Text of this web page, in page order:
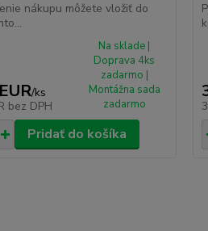
nákupu môžete vložiť do
/ks
bez DPH
Na sklade |
Doprava 4ks
zadarmo |
Montážna sada
zadarmo
Pridať do košíka